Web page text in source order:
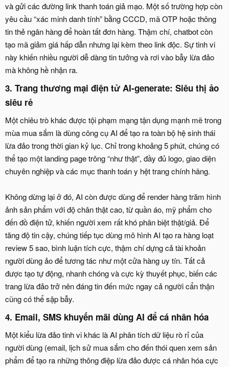
và gửi các đường link thanh toán giả mạo. Một số trường hợp còn
yêu cầu “xác minh danh tính” bằng CCCD, mã OTP hoặc thông
tin thẻ ngân hàng để hoàn tất đơn hàng. Thậm chí, chatbot còn
tạo mã giảm giá hấp dẫn nhưng lại kèm theo link độc. Sự tinh vi
này khiến nhiều người dễ dàng tin tưởng và rơi vào bẫy lừa đảo
mà không hề nhận ra.
3. Trang thương mại điện tử AI-generate: Siêu thị ảo
siêu rẻ​
Một chiêu trò khác được tội phạm mạng tận dụng mạnh mẽ trong
mùa mua sắm là dùng công cụ AI để tạo ra toàn bộ hệ sinh thái
lừa đảo trong thời gian kỷ lục. Chỉ trong khoảng 5 phút, chúng có
thể tạo một landing page trông “như thật”, đầy đủ logo, giao diện
chuyên nghiệp và các mục thanh toán y hệt trang chính hãng.
Không dừng lại ở đó, AI còn được dùng để render hàng trăm hình
ảnh sản phẩm với độ chân thật cao, từ quần áo, mỹ phẩm cho
đến đồ điện tử, khiến người xem rất khó phân biệt thật/giả. Để
tăng độ tin cậy, chúng tiếp tục dùng mô hình AI tạo ra hàng loạt
review 5 sao, bình luận tích cực, thậm chí dựng cả tài khoản
người dùng ảo để tương tác như một cửa hàng uy tín. Tất cả
được tạo tự động, nhanh chóng và cực kỳ thuyết phục, biến các
trang lừa đảo trở nên đáng tin đến mức ngay cả người cẩn thận
cũng có thể sập bẫy.
4. Email, SMS khuyến mãi dùng AI để cá nhân hóa​
Một kiểu lừa đảo tinh vi khác là AI phân tích dữ liệu rò rỉ của
người dùng (email, lịch sử mua sắm cho đến thói quen xem sản
phẩm để tạo ra những thông điệp lừa đảo được cá nhân hóa cực